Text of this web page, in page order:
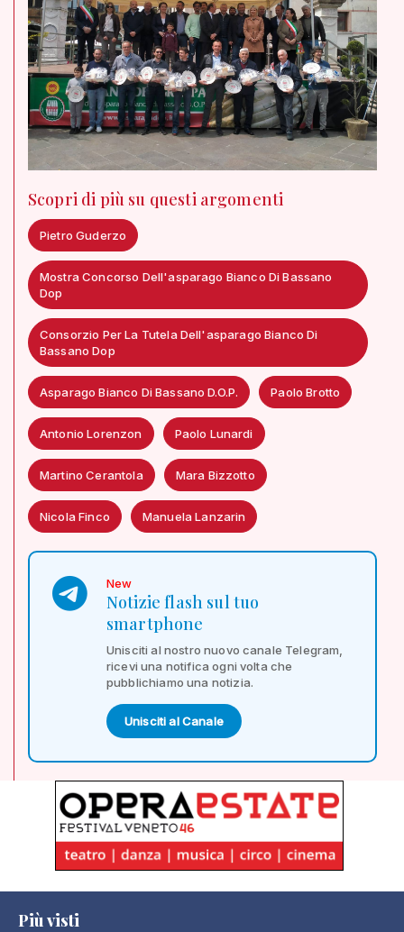
Scopri di più su questi argomenti
Pietro Guderzo
Mostra Concorso Dell'asparago Bianco Di Bassano
Dop
Consorzio Per La Tutela Dell'asparago Bianco Di
Bassano Dop
Asparago Bianco Di Bassano D.O.P. Paolo Brotto
Antonio Lorenzon Paolo Lunardi
Martino Cerantola Mara Bizzotto
Nicola Finco Manuela Lanzarin
New
Notizie flash sul tuo
smartphone
Unisciti al nostro nuovo canale Telegram,
ricevi una notifica ogni volta che
pubblichiamo una notizia.
Unisciti al Canale
Più visti